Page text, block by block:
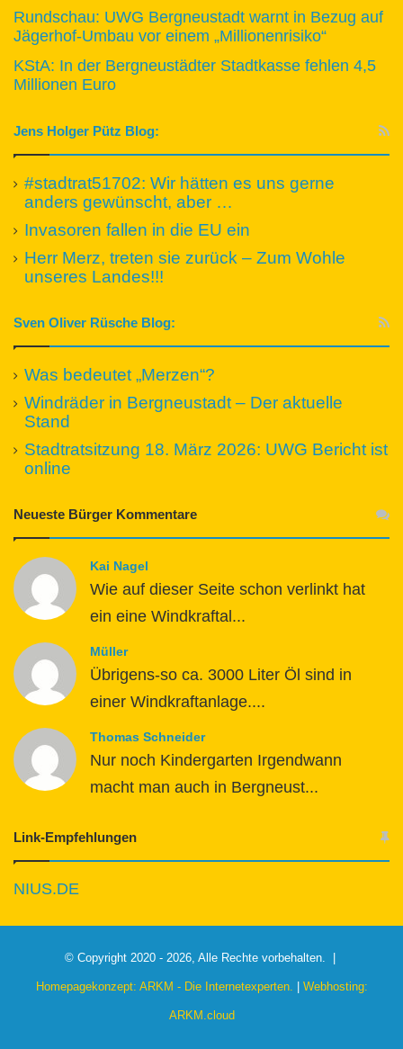
Rundschau: UWG Bergneustadt warnt in Bezug auf
Jägerhof-Umbau vor einem „Millionenrisiko“
KStA: In der Bergneustädter Stadtkasse fehlen 4,5
Millionen Euro
Jens Holger Pütz Blog:
#stadtrat51702: Wir hätten es uns gerne
anders gewünscht, aber …
Invasoren fallen in die EU ein
Herr Merz, treten sie zurück – Zum Wohle
unseres Landes!!!
Sven Oliver Rüsche Blog:
Was bedeutet „Merzen“?
Windräder in Bergneustadt – Der aktuelle
Stand
Stadtratsitzung 18. März 2026: UWG Bericht ist
online
Neueste Bürger Kommentare
Kai Nagel
Wie auf dieser Seite schon verlinkt hat
ein eine Windkraftal...
Müller
Übrigens-so ca. 3000 Liter Öl sind in
einer Windkraftanlage....
Thomas Schneider
Nur noch Kindergarten Irgendwann
macht man auch in Bergneust...
Link-Empfehlungen
NIUS.DE
© Copyright 2020 - 2026, Alle Rechte vorbehalten. |
Homepagekonzept: ARKM - Die Internetexperten. | Webhosting:
ARKM.cloud